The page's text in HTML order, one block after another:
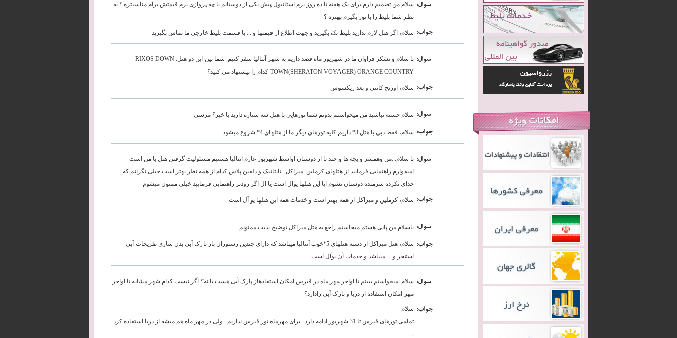
سلام من تصمیم دارم برای یک هفته تا ده روز برم استانبول پیش یکی از دوستانم با چه پروازی برم قیمتش برام مناسبتره ؟ به
نظر شما بلیط را با تور بگیرم بهتره ؟
:سوال
سلام، اگر هتل لازم ندارید بلیط تک بگیرید و جهت اطلاع از قیمتها و ... با قسمت بلیط خارجی ما تماس بگیرید :جواب
با سلام و تشکر فراوان ما در شهریور ماه قصد داریم به شهر آنتالیا سفر کنیم. شما بین این دو هتل: RIXOS DOWN
TOWN(SHERATON VOYAGER) ORANGE COUNTRY کدام را پیشنهاد می کنید؟
:سوال
سلام، اورنج کانتی و بعد ریکسوس :جواب
سلام خسته نباشيد من ميخواستم بدونم شما تورهايي با هتل سه ستاره داريد يا خير؟ مرسي :سوال
سلام، فقط دبی با هتل 3* داریم کلیه تورهای دیگر ما از هتلهای 4* شروع میشود :جواب
با سلام...من وهمسر و بچه ها و چند تا از دوستان اواسط شهریور عازم انتالیا هستیم مسئولیت گرفتن هتل با من است
امیدوارم راهنمایی فرمایید از هتلهای کرملین..میراکل...تایتانیک و دلفین پلاس کدام از همه نظر بهتر است خیلی نگرانم که
خدای نکرده شرمنده دوستان نشوم ایا این هتلها یوال است یا ال اگر زودتر راهنمایی فرمایید خیلی ممنون میشوم
:سوال
سلام، کرملین و میراکل از همه بهتر است و خدمات همه این هتلها یو آل است :جواب
باسلام من پانی هستم میخاستم راجع به هتل میراکل توضیح بدیت ممنونم :سوال
سلام، هتل میراکل از دسته هتلهای 5*خوب آنتالیا میباشد که دارای چندین رستوران بار پارک آبی بدن سازی تفریحات آبی
استخر و ... میباشد و خدمات آن یوآل است
:جواب
سلام. میخواستم ببینم تا اواخر مهر ماه در قبرس امکان استفادهاز پارک آبی هست یا نه؟ آگر نیست کدام شهر مشابه تا اواخر
مهر امکان استفاده از دریا و پارک آبی رادارد؟
:سوال
سلام
تمامی تورهای قبرس تا 31 شهریور ادامه دارد . برای مهرماه تور قبرس نداریم . ولی در مهر ماه هم میشه از دریا استفاده کرد
.
:جواب